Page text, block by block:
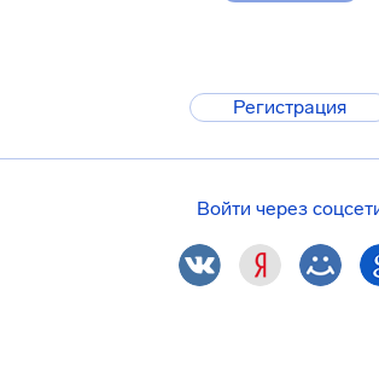
Регистрация
Войти через